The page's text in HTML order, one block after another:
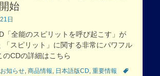
始
日
「全能のスピリットを呼び起こす」が
「スピリット」に関する非常にパワフル
のCDの詳細はこちら
お知らせ, 商品情報, 日本語版CD, 重要情報
Tags